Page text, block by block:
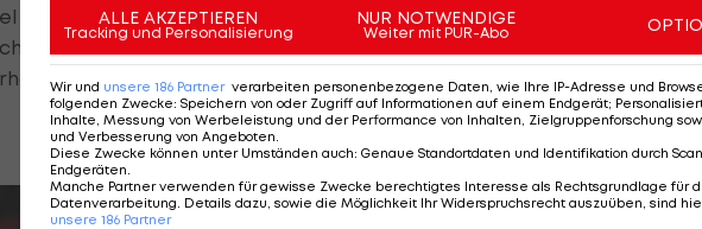
Speed mit, hat Leidenschaft für den Sport und kann uns helfen, den
Coach Pierre Page zeigt sich begeistert. Über die Laufzeit des
ALLE AKZEPTIEREN
Tracking und Personalisierung
NUR NOTWENDIGE
Weiter mit PUR-Abo
Wir und unsere 186 Partner verarbeiten personenbezogene Daten, wie Ihre IP-Adresse und
folgenden Zwecke: Speichern von oder Zugriff auf Informationen auf einem Endgerät;
Inhalte, Messung von Werbeleistung und der Performance von Inhalten, Zielgruppenforschung
und Verbesserung von Angeboten
Diese Zwecke können unter Umständen auch: Genaue Standortdaten und Identifikation durch
Endgeräten
Manche Partner verwenden für gewisse Zwecke berechtigtes Interesse als Rechtsgrundlage für
Datenverarbeitung. Details dazu, sowie die Möglichkeit Ihr Widerspruchsrecht auszuüben, sind
unsere 186 Partner